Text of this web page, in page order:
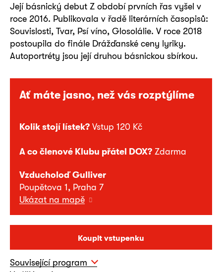
Ať máte jasno, než vás rozptýlíme
Kolik stojí lístek? Vstup 120 Kč
A co členové Klubu přátel DOX? Zdarma
Vzducholoď Gulliver
Poupětova 1, Praha 7
Ukázat na mapě
Koupit vstupenku
Související program
Její básnický debut Z období prvních řas vyšel v
roce 2016. Publikovala v řadě literárních časopisů:
Souvislosti, Tvar, Psí víno, Glosolálie. V roce 2018
postoupila do finále Drážďanské ceny lyriky.
Autoportréty jsou její druhou básnickou sbírkou.